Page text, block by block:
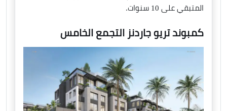
المتبقي على 10 سنوات.
كمبوند تريو جاردنز التجمع الخامس